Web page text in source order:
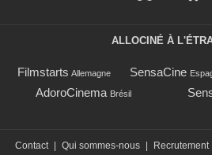
ALLOCINÉ À
Filmstarts Allemagne SensaCine
AdoroCinema Brésil
Contact Qui sommes-nous Recrutement